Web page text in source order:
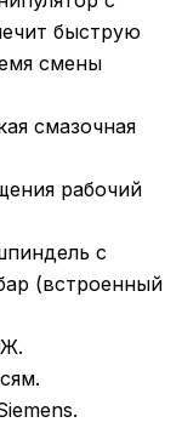
быструю
смены
смазочная
рабочий
с
(встроенный